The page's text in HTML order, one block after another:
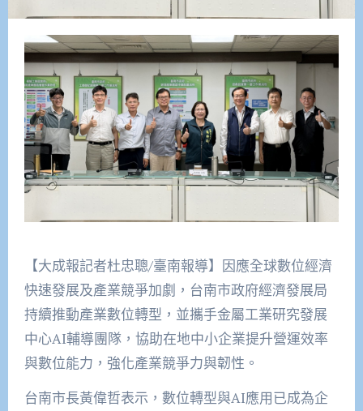
【大成報記者杜忠聰/臺南報導】因應全球數位經濟
快速發展及產業競爭加劇，台南市政府經濟發展局
持續推動產業數位轉型，並攜手金屬工業研究發展
中心AI輔導團隊，協助在地中小企業提升營運效率
與數位能力，強化產業競爭力與韌性。
台南市長黃偉哲表示，數位轉型與AI應用已成為企